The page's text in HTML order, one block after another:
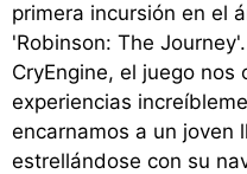
primera incursión en el
'Robinson: The
CryEngine, el juego
experiencias
encarnamos a un joven
estrellándose con su